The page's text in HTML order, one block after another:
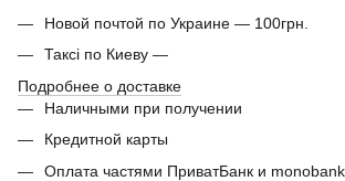
Новой почтой по Украине — 100грн.
Таксі по Киеву —
Подробнее о доставке
Наличными при получении
Кредитной карты
Оплата частями ПриватБанк и monobank